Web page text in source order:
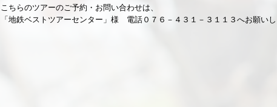
こちらのツアーのご予約・お問い合わせは、
「地鉄ベストツアーセンター」様 電話０７６－４３１－３１１３へお願いし